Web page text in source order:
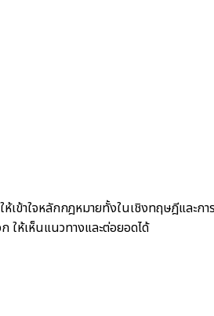
เข้าใจหลักกฎหมายทั้งในเชิงทฤษฎีและก
ให้เห็นแนวทางและต่อยอดได้